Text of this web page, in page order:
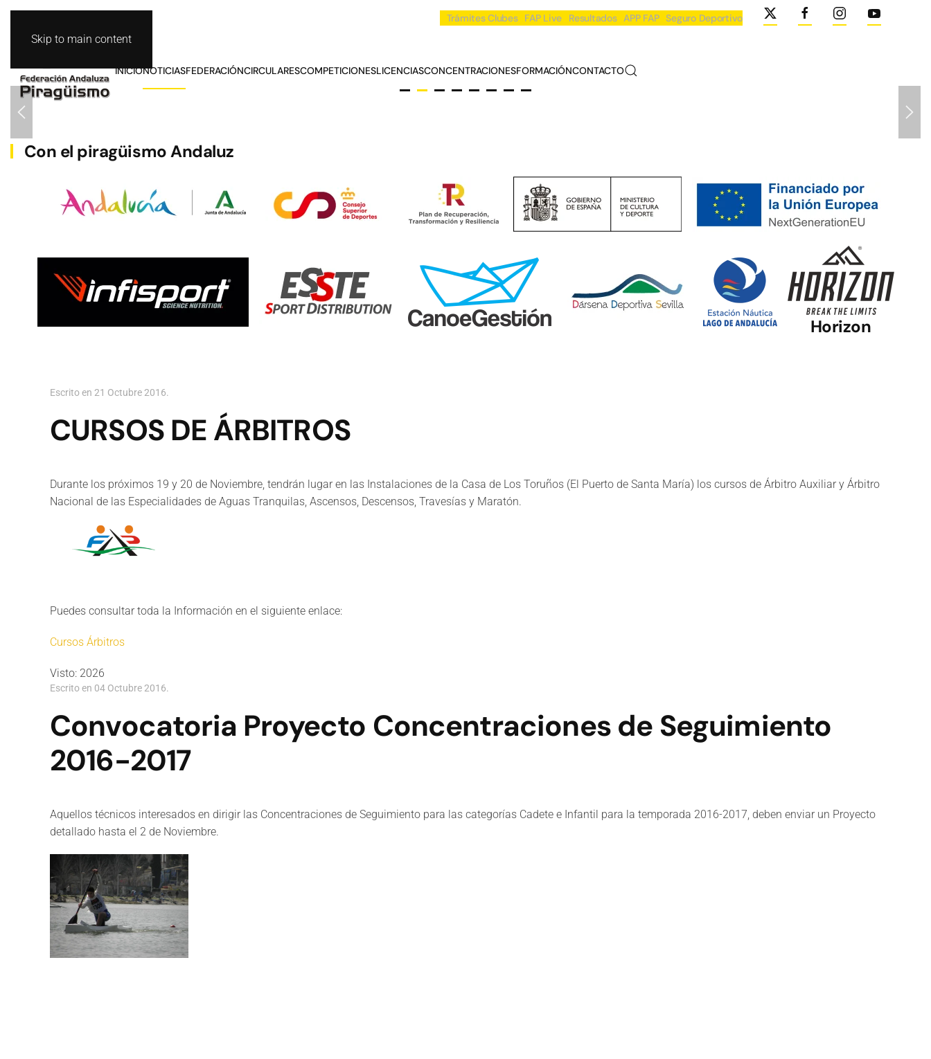
Skip to main content
Trámites Clubes FAP Live Resultados APP FAP Seguro Deportivo
INICIONOTICIASFEDERACIÓNCIRCULARESCOMPETICIONESLICENCIASCONCENTRACIONESFORMACIÓNCONTACTO
Con el piragüismo Andaluz
Horizon
Escrito en 21 Octubre 2016.
CURSOS DE ÁRBITROS
Durante los próximos 19 y 20 de Noviembre, tendrán lugar en las Instalaciones de la Casa de Los Toruños (El Puerto de Santa María) los cursos de Árbitro Auxiliar y Árbitro
Nacional de las Especialidades de Aguas Tranquilas, Ascensos, Descensos, Travesías y Maratón.
Puedes consultar toda la Información en el siguiente enlace:
Cursos Árbitros
Visto: 2026
Escrito en 04 Octubre 2016.
Convocatoria Proyecto Concentraciones de Seguimiento
2016-2017
Aquellos técnicos interesados en dirigir las Concentraciones de Seguimiento para las categorías Cadete e Infantil para la temporada 2016-2017, deben enviar un Proyecto
detallado hasta el 2 de Noviembre.